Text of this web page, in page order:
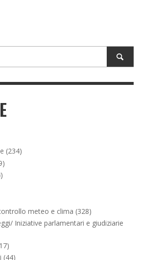
(234)
meteo e clima (328)
Iniziative parlamentari e giudiziarie
(44)